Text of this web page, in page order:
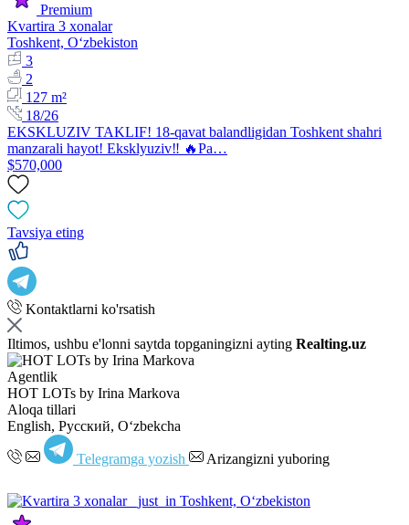
Premium
Kvartira 3 xonalar
Toshkent, Oʻzbekiston
3
2
127 m²
18/26
EKSKLUZIV TAKLIF! 18-qavat balandligidan Toshkent shahri
manzarali hayot! Eksklyuziv‼️ 🔥Pa…
$570,000
Tavsiya eting
Kontaktlarni ko'rsatish
Iltimos, ushbu e'lonni saytda topganingizni ayting Realting.uz
Agentlik
HOT LOTs by Irina Markova
Aloqa tillari
English, Русский, Oʻzbekcha
Telegramga yozish Arizangizni yuboring